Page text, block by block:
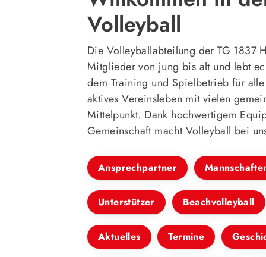
Volleyball
Die Volleyballabteilung der TG 1837
Mitglieder von jung bis alt und lebt
dem Training und Spielbetrieb für alle
aktives Vereinsleben mit vielen
Mittelpunkt. Dank hochwertigem
Gemeinschaft macht Volleyball bei
Ansprechpartner
Unterstützer Beachvolleyball
Aktuelles Termine